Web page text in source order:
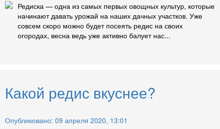
Редиска — одна из самых первых овощных культур, которые
начинают давать урожай на наших дачных участков. Уже
совсем скоро можно будет посеять редис на своих
огородах, весна ведь уже активно балует нас...
Какой редис вкуснее?
Опубликовано: 09 апреля 2020, 13:01